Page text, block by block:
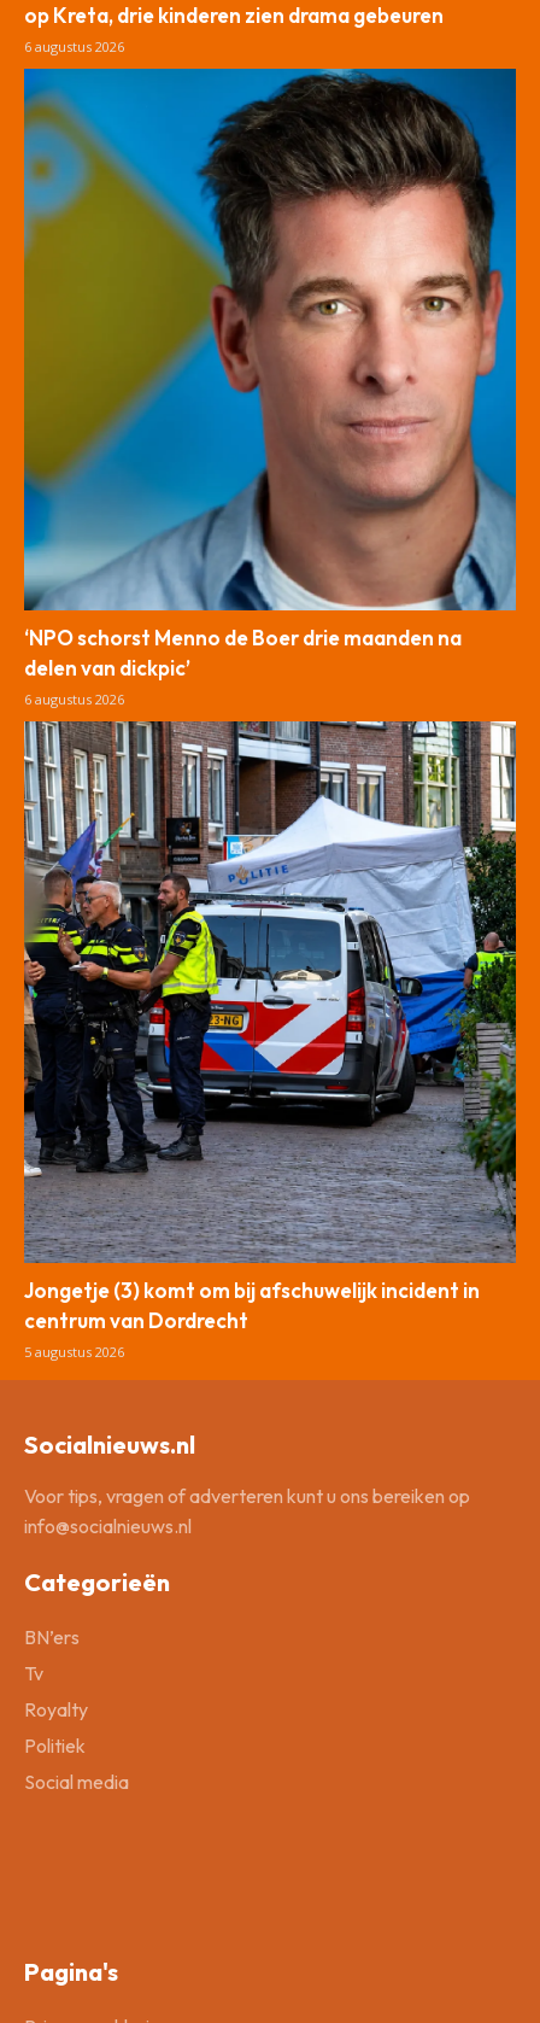
op Kreta, drie kinderen zien drama gebeuren
6 augustus 2026
‘NPO schorst Menno de Boer drie maanden na
delen van dickpic’
6 augustus 2026
Jongetje (3) komt om bij afschuwelijk incident in
centrum van Dordrecht
5 augustus 2026
Socialnieuws.nl
Voor tips, vragen of adverteren kunt u ons bereiken op
info@socialnieuws.nl
Categorieën
BN’ers
Tv
Royalty
Politiek
Social media
Pagina's